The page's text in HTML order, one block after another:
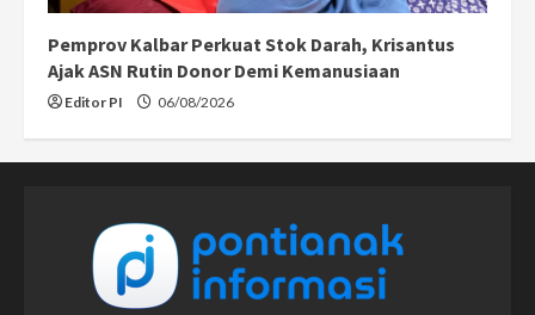
Pemprov Kalbar Perkuat Stok Darah, Krisantus
Ajak ASN Rutin Donor Demi Kemanusiaan
Editor PI 06/08/2026